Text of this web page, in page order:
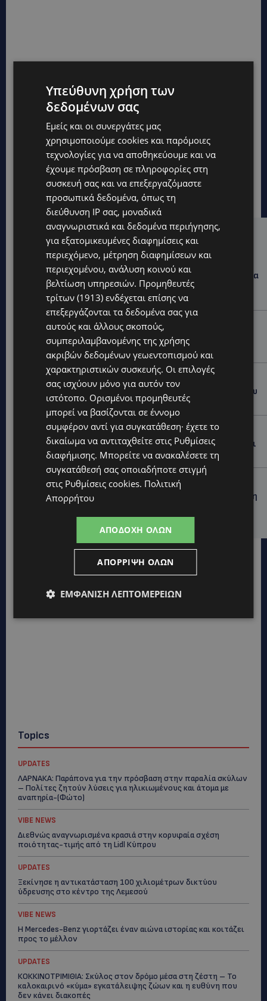
Hot this week
UPDATES
ΛΑΡΝΑΚΑ: Παράπονα για την πρόσβαση στην παραλία
σκύλων – Πολίτες ζητούν λύσεις για ηλικιωμένους
και άτομα με αναπηρία-(Φώτο)
VIBE NEWS
Διεθνώς αναγνωρισμένα κρασιά στην κορυφαία
σχέση ποιότητας-τιμής από τη Lidl Κύπρου
UPDATES
Ξεκίνησε η αντικατάσταση 100 χιλιομέτρων δικτύου
ύδρευσης στο κέντρο της Λεμεσού
VIBE NEWS
Η Mercedes-Benz γιορτάζει έναν αιώνα ιστορίας και
κοιτάζει προς το μέλλον
UPDATES
ΚΟΚΚΙΝΟΤΡΙΜΙΘΙΑ: Σκύλος στον δρόμο μέσα στη ζέστη
– Το καλοκαιρινό «κύμα» εγκατάλειψης ζώων και η
ευθύνη που δεν κάνει διακοπές
Topics
UPDATES
ΛΑΡΝΑΚΑ: Παράπονα για την πρόσβαση στην παραλία σκύλων
– Πολίτες ζητούν λύσεις για ηλικιωμένους και άτομα με
αναπηρία-(Φώτο)
VIBE NEWS
Διεθνώς αναγνωρισμένα κρασιά στην κορυφαία σχέση
ποιότητας-τιμής από τη Lidl Κύπρου
UPDATES
Ξεκίνησε η αντικατάσταση 100 χιλιομέτρων δικτύου
ύδρευσης στο κέντρο της Λεμεσού
VIBE NEWS
Η Mercedes-Benz γιορτάζει έναν αιώνα ιστορίας και κοιτάζει
προς το μέλλον
UPDATES
ΚΟΚΚΙΝΟΤΡΙΜΙΘΙΑ: Σκύλος στον δρόμο μέσα στη ζέστη – Το
καλοκαιρινό «κύμα» εγκατάλειψης ζώων και η ευθύνη που
δεν κάνει διακοπές
Υπεύθυνη χρήση των
δεδομένων σας
Εμείς και οι συνεργάτες μας
χρησιμοποιούμε cookies και παρόμοιες
τεχνολογίες για να αποθηκεύουμε και να
έχουμε πρόσβαση σε πληροφορίες στη
συσκευή σας και να επεξεργαζόμαστε
προσωπικά δεδομένα, όπως τη
διεύθυνση IP σας, μοναδικά
αναγνωριστικά και δεδομένα περιήγησης,
για εξατομικευμένες διαφημίσεις και
περιεχόμενο, μέτρηση διαφημίσεων και
περιεχομένου, ανάλυση κοινού και
βελτίωση υπηρεσιών. Προμηθευτές
τρίτων (1913) ενδέχεται επίσης να
επεξεργάζονται τα δεδομένα σας για
αυτούς και άλλους σκοπούς,
συμπεριλαμβανομένης της χρήσης
ακριβών δεδομένων γεωεντοπισμού και
χαρακτηριστικών συσκευής. Οι επιλογές
σας ισχύουν μόνο για αυτόν τον
ιστότοπο. Ορισμένοι προμηθευτές
μπορεί να βασίζονται σε έννομο
συμφέρον αντί για συγκατάθεση· έχετε το
δικαίωμα να αντιταχθείτε στις Ρυθμίσεις
διαφήμισης. Μπορείτε να ανακαλέσετε τη
συγκατάθεσή σας οποιαδήποτε στιγμή
στις Ρυθμίσεις cookies. Πολιτική
Απορρήτου
ΑΠΟΔΟΧΉ ΌΛΩΝ
ΑΠΌΡΡΙΨΗ ΌΛΩΝ
ΕΜΦΆΝΙΣΗ ΛΕΠΤΟΜΕΡΕΙΏΝ